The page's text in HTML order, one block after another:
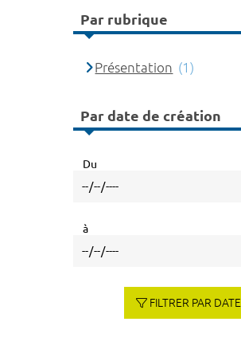
Par rubrique
Présentation (1)
Par date de création
Du
à
FILTRER PAR DATE